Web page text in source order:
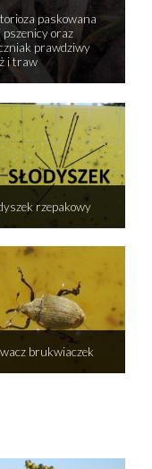
paskowana
pszenicy oraz
prawdziwy
i traw
rzepakowy
brukwiaczek